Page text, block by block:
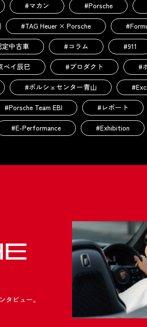
#マカン #Porsche
#TAG Heuer × Porsche
定中古車 #コラム #911
ベイ辰巳 #プロダクト #
#ポルシェセンター青山
#Porsche Team EBI #レポート
#E-Performance #Exhibition
タビュー。